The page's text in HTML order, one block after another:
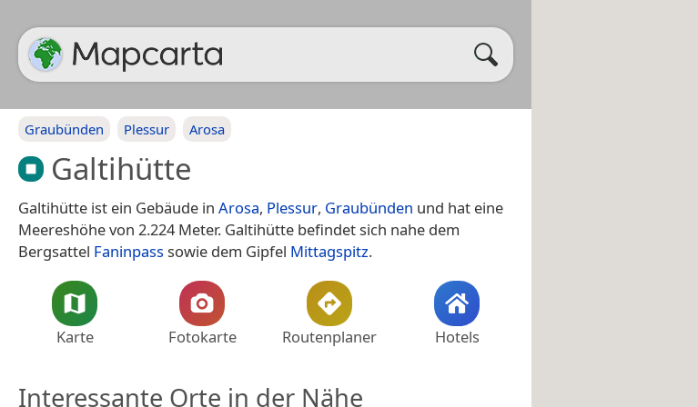
Graubünden Plessur Arosa
Galtihütte
Galtihütte ist ein Gebäude in Arosa, Plessur, Graubünden und hat eine
Meereshöhe von 2.224 Meter. Galtihütte befindet sich nahe dem
Bergsattel Faninpasssowie dem Gipfel Mittagspitz.
Karte Fotokarte Routenplaner Hotels
Interessante Orte in der Nähe